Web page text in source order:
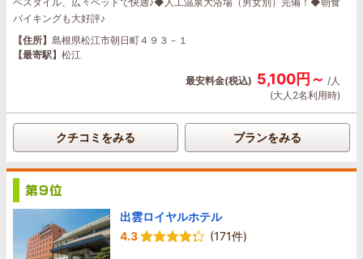
バイキングも大好評♪
【住所】 島根県松江市朝日町４９３－１
【最寄駅】 松江
最安料金(税込) 5,100円～ /人
(大人2名利用時)
クチコミをみる プランをみる
出雲ロイヤルホテル
4.3
(171件)